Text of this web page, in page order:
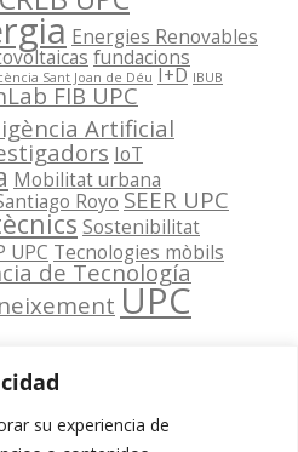
su experiencia de
Energies Renovables
fundacions
Sant Joan de Déu I+D IBUB
FIB UPC
Artificial
IoT
Mobilitat urbana
Royo SEER UPC
Sostenibilitat
UPC Tecnologies mòbils
de Tecnología
UPC